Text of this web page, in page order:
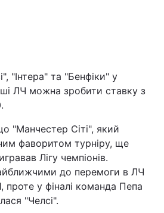
"Інтера" та "Бенфіки" у
ЛЧ можна зробити ставку з
"Манчестер Сіті", який
фаворитом турніру, ще
Лігу чемпіонів.
до перемоги в ЛЧ
проте у фіналі команда Пепа
"Челсі".